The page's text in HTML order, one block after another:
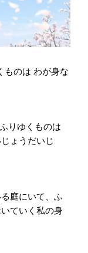
ものは わが身な
りゆくものは
ょうだいじ
庭にいて、ふ
ていく私の身